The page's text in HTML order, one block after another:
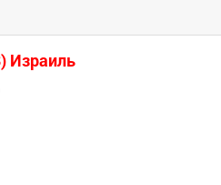
Израиль